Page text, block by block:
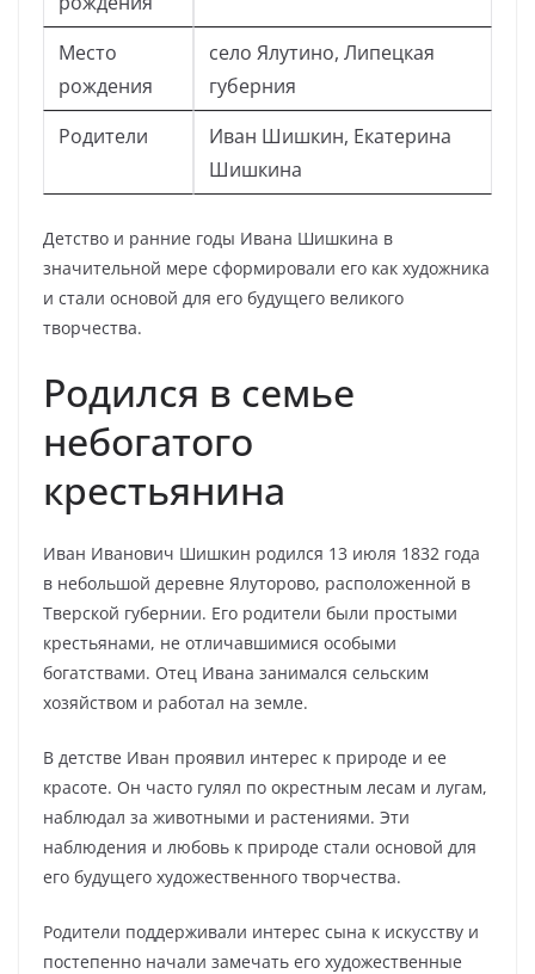
Место
рождения
село Ялутино, Липецкая
губерния
Родители
Иван Шишкин, Екатерина
Шишкина
Детство и ранние годы Ивана Шишкина в
значительной мере сформировали его как художника
и стали основой для его будущего великого
творчества.
Родился в семье
небогатого
крестьянина
Иван Иванович Шишкин родился 13 июля 1832 года
в небольшой деревне Ялуторово, расположенной в
Тверской губернии. Его родители были простыми
крестьянами, не отличавшимися особыми
богатствами. Отец Ивана занимался сельским
хозяйством и работал на земле.
В детстве Иван проявил интерес к природе и ее
красоте. Он часто гулял по окрестным лесам и лугам,
наблюдал за животными и растениями. Эти
наблюдения и любовь к природе стали основой для
его будущего художественного творчества.
Родители поддерживали интерес сына к искусству и
постепенно начали замечать его художественные